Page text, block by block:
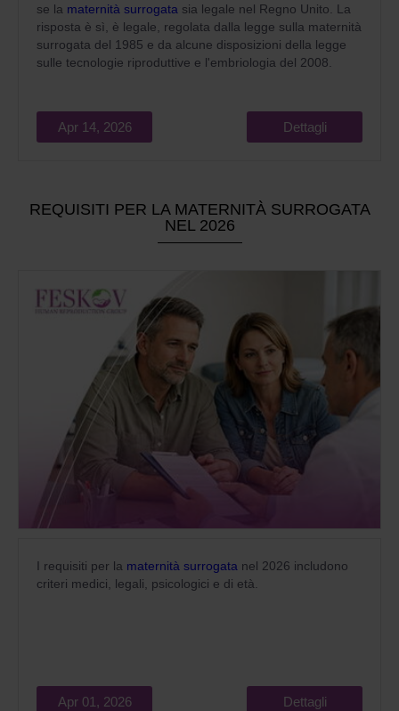
se la maternità surrogata sia legale nel Regno Unito. La
risposta è sì, è legale, regolata dalla legge sulla maternità
surrogata del 1985 e da alcune disposizioni della legge
sulle tecnologie riproduttive e l'embriologia del 2008.
Apr 14, 2026 Dettagli
REQUISITI PER LA MATERNITÀ SURROGATA
NEL 2026
I requisiti per la maternità surrogata nel 2026 includono
criteri medici, legali, psicologici e di età.
Apr 01, 2026 Dettagli